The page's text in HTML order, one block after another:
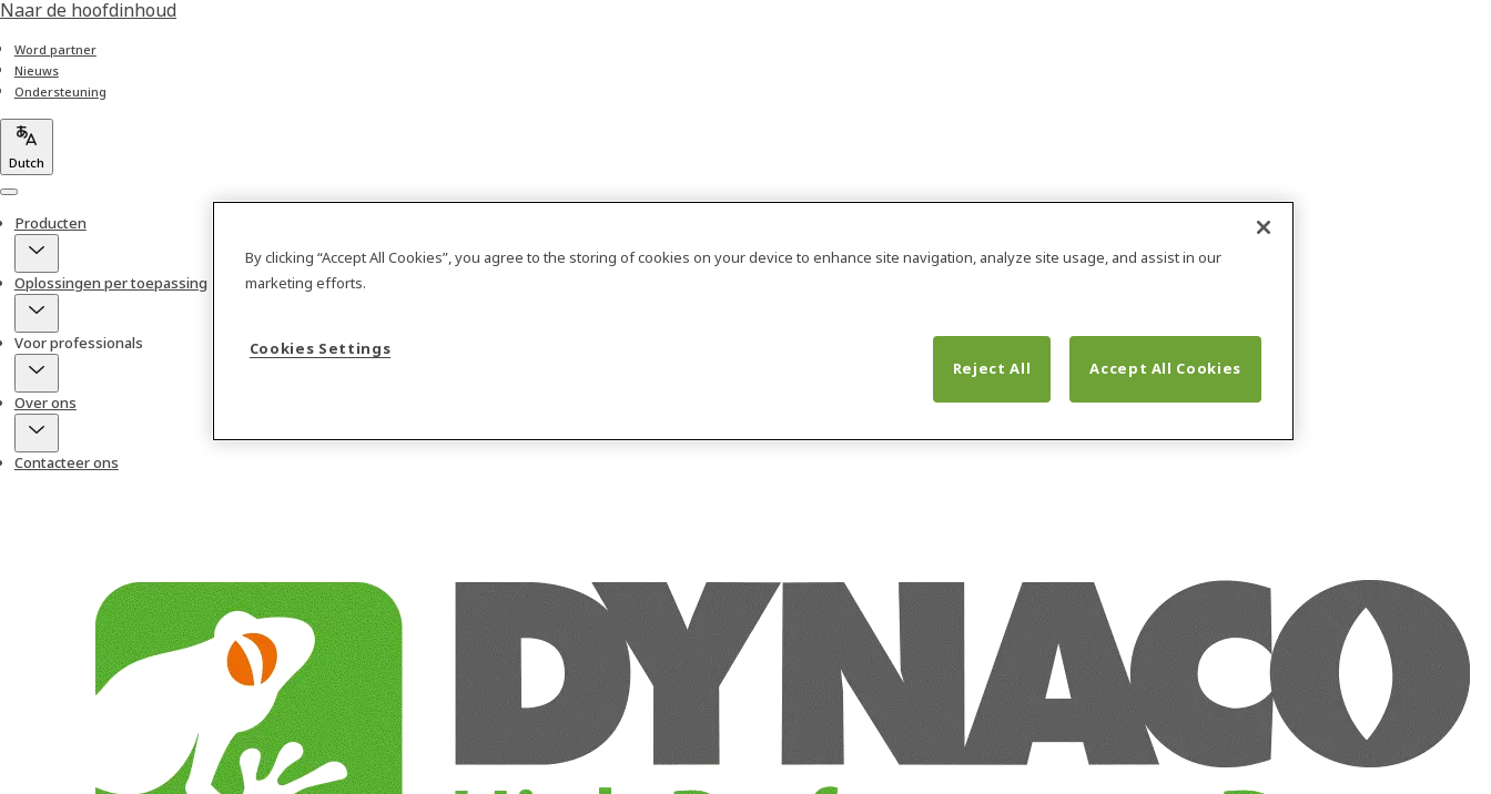
Naar de hoofdinhoud
Word partner
Nieuws
Ondersteuning
Dutch
Menu
Producten
Oplossingen per toepassing
Voor professionals
Over ons
Contacteer ons
By clicking “Accept All Cookies”, you agree to the storing of cookies on your device to enhance site navigation, analyze site usage, and assist in our
marketing efforts.
Cookies Settings
Reject All
Accept All Cookies